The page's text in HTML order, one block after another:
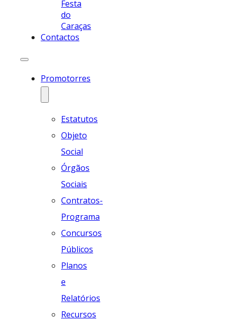
Festa
do
Caraças
Contactos
Promotorres
Estatutos
Objeto
Social
Órgãos
Sociais
Contratos-
Programa
Concursos
Públicos
Planos
e
Relatórios
Recursos